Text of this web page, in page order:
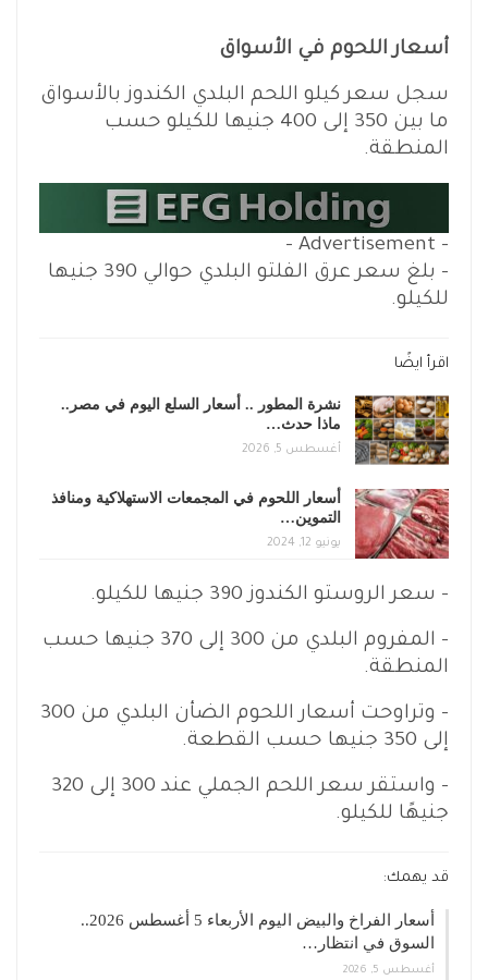
أسعار اللحوم في الأسواق
سجل سعر كيلو اللحم البلدي الكندوز بالأسواق
ما بين 350 إلى 400 جنيها للكيلو حسب
المنطقة.
- Advertisement -
– بلغ سعر عرق الفلتو البلدي حوالي 390 جنيها
للكيلو.
اقرأ ايضًا
نشرة المطور .. أسعار السلع اليوم في مصر..
ماذا حدث…
أغسطس 5, 2026
أسعار اللحوم في المجمعات الاستهلاكية ومنافذ
التموين…
يونيو 12, 2024
– سعر الروستو الكندوز 390 جنيها للكيلو.
– المفروم البلدي من 300 إلى 370 جنيها حسب
المنطقة.
– وتراوحت أسعار اللحوم الضأن البلدي من 300
إلى 350 جنيها حسب القطعة.
– واستقر سعر اللحم الجملي عند 300 إلى 320
جنيهًا للكيلو.
قد يهمك:
أسعار الفراخ والبيض اليوم الأربعاء 5 أغسطس 2026..
السوق في انتظار…
أغسطس 5, 2026